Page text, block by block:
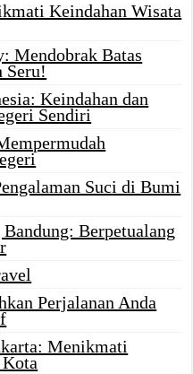
Keindahan Wisata
Mendobrak Batas
Seru!
Keindahan dan
Sendiri
Suci di Bumi
Berpetualang
Perjalanan Anda
Menikmati